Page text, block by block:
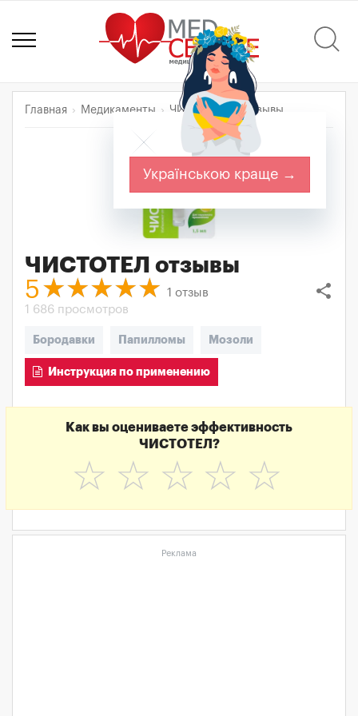
Главная Медикаменты ЧИСТОТЕЛ Отзывы
ЧИСТОТЕЛ отзывы
share
5 1 отзыв
1 686 просмотров
Бородавки Папилломы Мозоли
Инструкция по применению
Как вы оцениваете эффективность
ЧИСТОТЕЛ?
☆
☆
☆
☆
☆
Реклама
Українською краще →